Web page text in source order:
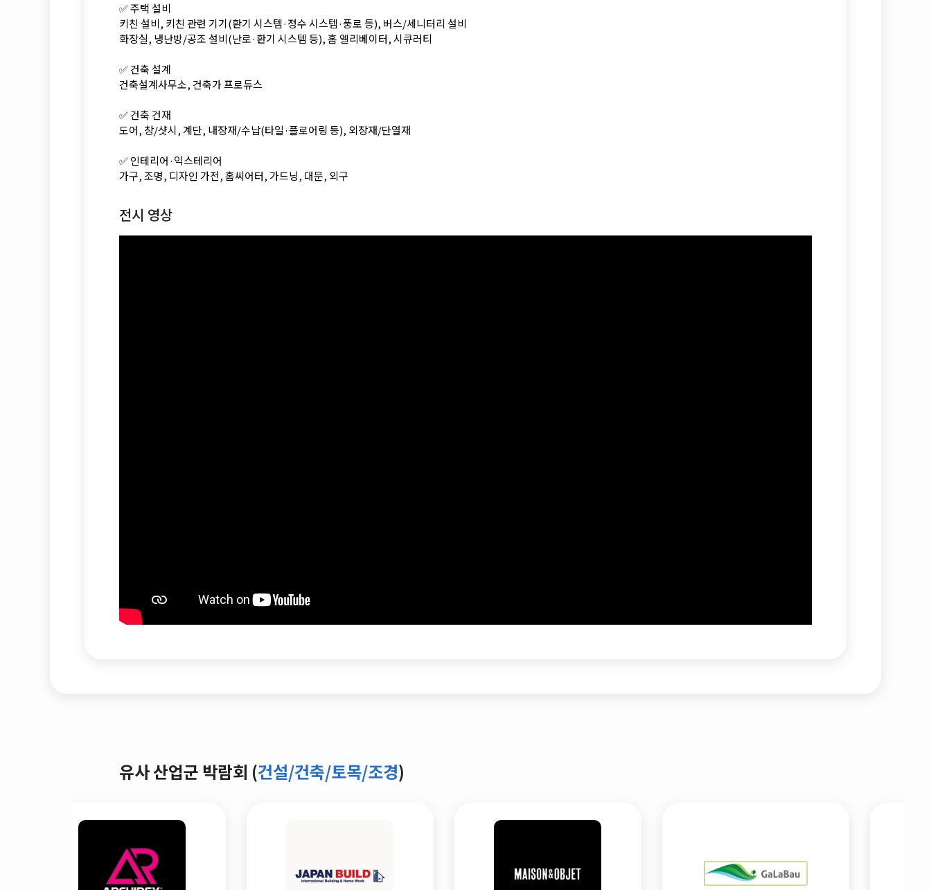
✅ 주택 설비
키친 설비, 키친 관련 기기(환기 시스템·정수 시스템·풍로 등), 버스/세니터리 설비
화장실, 냉난방/공조 설비(난로·환기 시스템 등), 홈 엘리베이터, 시큐러티
✅ 건축 설계
건축설계사무소, 건축가 프로듀스
✅ 건축 건재
도어, 창/샷시, 계단, 내장재/수납(타일·플로어링 등), 외장재/단열재
✅ 인테리어·익스테리어
가구, 조명, 디자인 가전, 홈씨어터, 가드닝, 대문, 외구
전시 영상
유사 산업군 박람회 (건설/건축/토목/조경)